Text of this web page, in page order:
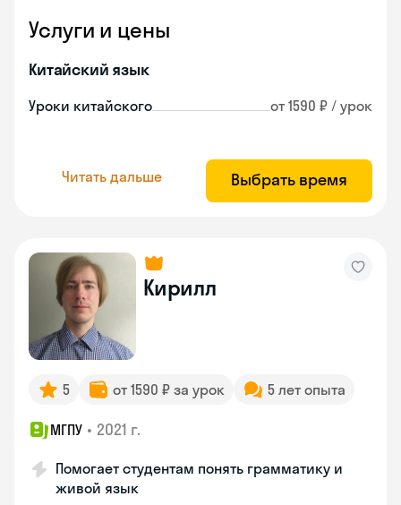
Услуги и цены
Китайский язык
Уроки китайского от 1590 ₽ / урок
Читать дальше Выбрать время
Кирилл
5 от 1590 ₽ за урок 5 лет опыта
МГПУ • 2021 г.
Помогает студентам понять грамматику и
живой язык